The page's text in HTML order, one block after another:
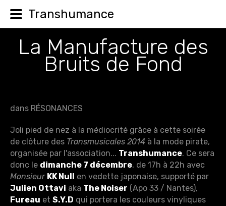
La Manufacture des
Bruits de Fond
dans RÉSONANCES
Joli pied de nez à la médiocrité grâce à cette soirée
de clôture des Transmusicales 2014 à la mode pirate,
organisée par l'association... Transhumance. Ce sera
donc le dimanche 7 décembre, de 17h à 22h avec
Monsieur KK Null en vedette japonaise, supporté par
Julien Ottavi aka The Noiser (Apo 33 / Nantes),
Fureau et S.Y.D qui portera les couleurs vinyliques
Transhumance